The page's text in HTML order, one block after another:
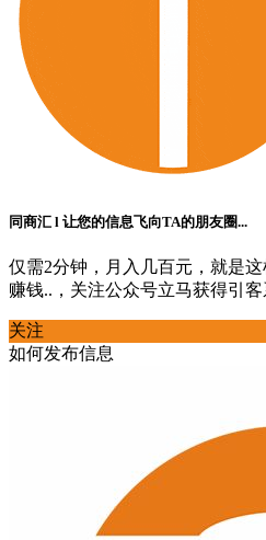
同商汇 l 让您的信息飞向TA的朋友圈...
仅需2分钟，月入几百元，就是
赚钱..，关注公众号立马获得引客
关注
如何发布信息